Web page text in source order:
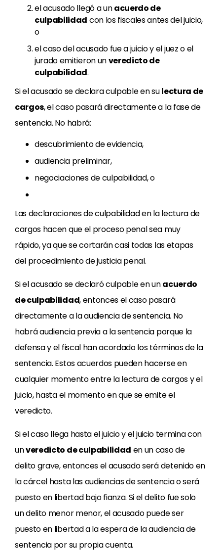
el acusado llegó a unacuerdo de
culpabilidad con los fiscales antes del juicio,
o
el caso del acusado fue a juicio y el juez o el
jurado emitieron unveredicto de
culpabilidad.
Si el acusado se declara culpable en sulectura de
cargos, el caso pasará directamente a la fase de
sentencia. No habrá:
descubrimiento de evidencia,
audiencia preliminar,
negociaciones de culpabilidad, o
Las declaraciones de culpabilidad en la lectura de
cargos hacen que el proceso penal sea muy
rápido, ya que se cortarán casi todas las etapas
del procedimiento de justicia penal.
Si el acusado se declaró culpable en unacuerdo
de culpabilidad, entonces el caso pasará
directamente a la audiencia de sentencia. No
habrá audiencia previa a la sentencia porque la
defensa y el fiscal han acordado los términos de la
sentencia. Estos acuerdos pueden hacerse en
cualquier momento entre la lectura de cargos y el
juicio, hasta el momento en que se emite el
veredicto.
Si el caso llega hasta el juicio y el juicio termina con
unveredicto de culpabilidad en un caso de
delito grave, entonces el acusado será detenido en
la cárcel hasta las audiencias de sentencia o será
puesto en libertad bajo fianza. Si el delito fue solo
un delito menor menor, el acusado puede ser
puesto en libertad a la espera de la audiencia de
sentencia por su propia cuenta.